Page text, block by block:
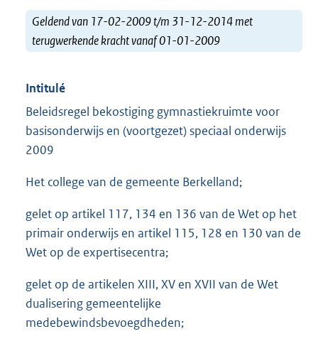
Geldend van 17-02-2009 t/m 31-12-2014 met
terugwerkende kracht vanaf 01-01-2009
Intitulé
Beleidsregel bekostiging gymnastiekruimte voor
basisonderwijs en (voortgezet) speciaal onderwijs
2009
Het college van de gemeente Berkelland;
gelet op artikel 117, 134 en 136 van de Wet op het
primair onderwijs en artikel 115, 128 en 130 van de
Wet op de expertisecentra;
gelet op de artikelen XIII, XV en XVII van de Wet
dualisering gemeentelijke
medebewindsbevoegdheden;